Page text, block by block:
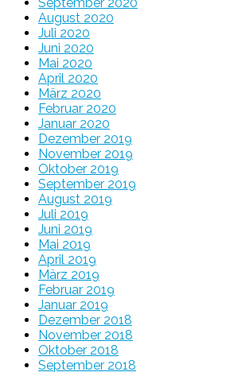
August 2020
Juli 2020
Juni 2020
Mai 2020
April 2020
März 2020
Februar 2020
Januar 2020
Dezember 2019
November 2019
Oktober 2019
September 2019
August 2019
Juli 2019
Juni 2019
Mai 2019
April 2019
März 2019
Februar 2019
Januar 2019
Dezember 2018
November 2018
Oktober 2018
September 2018